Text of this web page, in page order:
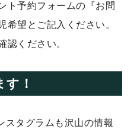
ト予約フォームの『お問
希望とご記入ください。
認ください。
！
スタグラムも沢山の情報